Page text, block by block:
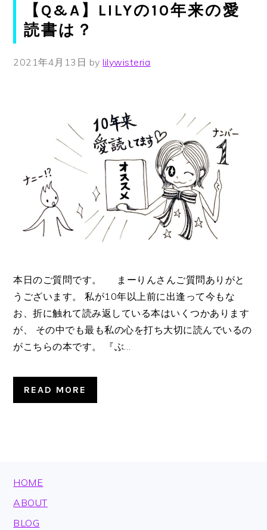
【Q&A】LILYの10年来の愛
読書は？
2021年4月13日 bylilywisteria
本日のご質問です。 まーりんさんご質問ありがと
うございます。 私が10年以上前に出逢って今もな
お、折に触れて読み返している本はいくつかあります
が、 その中でも最も私の心を打ち大切に読んでいるの
がこちらの本です。 『ぶ…
READ MORE
FOOTER
HOME
ABOUT
BLOG